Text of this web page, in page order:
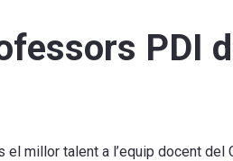
PDI
millor talent a l’equip docent del